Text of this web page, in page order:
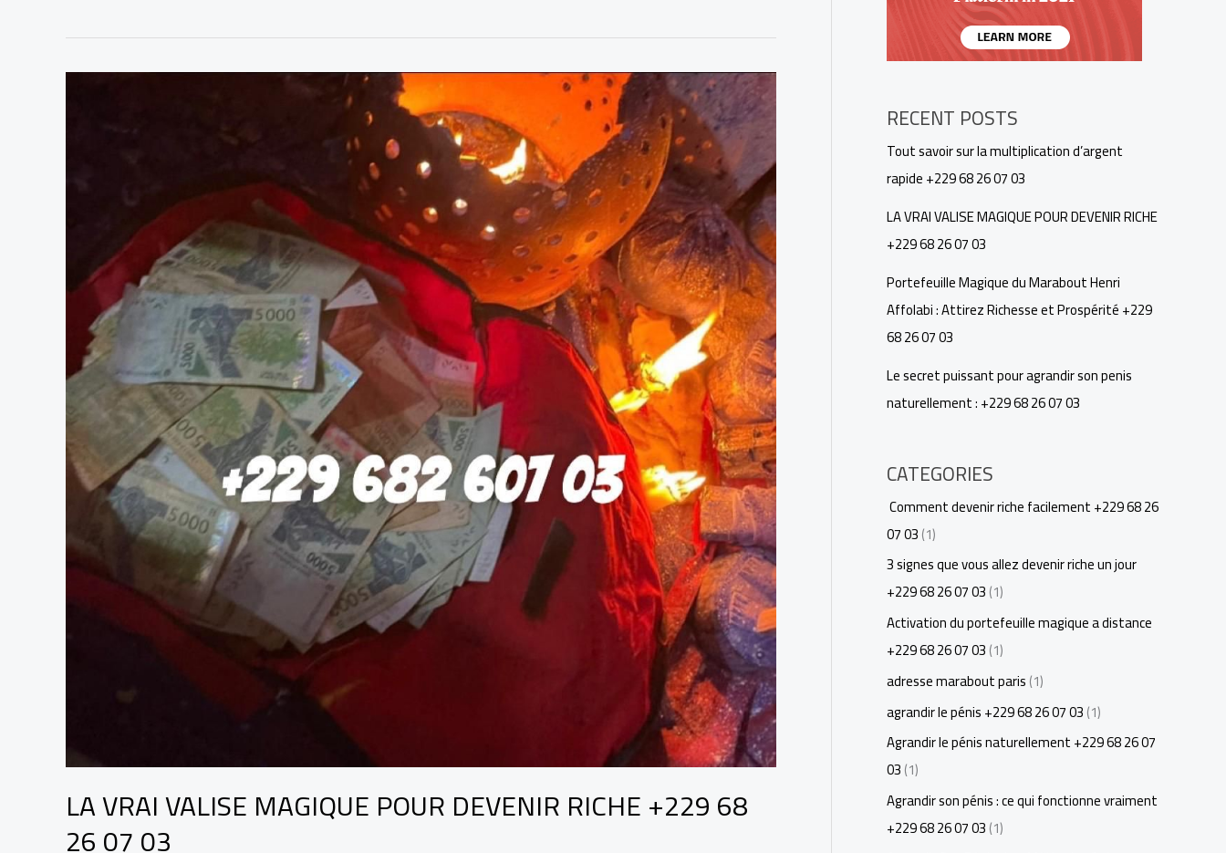
LA VRAI VALISE MAGIQUE POUR DEVENIR RICHE +229 68
26 07 03
RECENT POSTS
Tout savoir sur la multiplication d’argent
rapide +229 68 26 07 03
LA VRAI VALISE MAGIQUE POUR DEVENIR RICHE
+229 68 26 07 03
Portefeuille Magique du Marabout Henri
Affolabi : Attirez Richesse et Prospérité +229
68 26 07 03
Le secret puissant pour agrandir son penis
naturellement : +229 68 26 07 03
CATEGORIES
Comment devenir riche facilement +229 68 26
07 03(1)
3 signes que vous allez devenir riche un jour
+229 68 26 07 03(1)
Activation du portefeuille magique a distance
+229 68 26 07 03(1)
adresse marabout paris(1)
agrandir le pénis +229 68 26 07 03(1)
Agrandir le pénis naturellement +229 68 26 07
03(1)
Agrandir son pénis : ce qui fonctionne vraiment
+229 68 26 07 03(1)